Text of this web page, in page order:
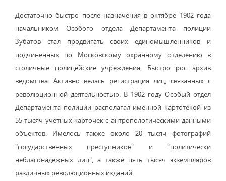
Достаточно быстро после назначения в октябре 1902 года
начальником Особого отдела Департамента полиции
Зубатов стал продвигать своих единомышленников и
подчиненных по Московскому охранному отделению в
столичные полицейские учреждения. Быстро рос архив
ведомства. Активно велась регистрация лиц, связанных с
революционной деятельностью. В 1902 году Особый отдел
Департамента полиции располагал именной картотекой из
55 тысяч учетных карточек с антропологическими данными
объектов. Имелось также около 20 тысяч фотографий
"государственных преступников" и "политически
неблагонадежных лиц", а также пять тысяч экземпляров
различных революционных изданий.